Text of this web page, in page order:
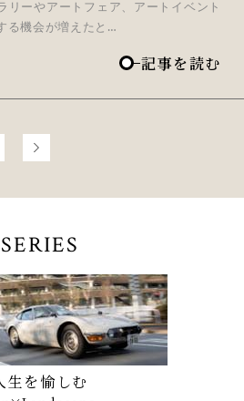
リーやアートフェア、アートイベント
る機会が増えたと…
記事を読む
SERIES
生を愉しむ